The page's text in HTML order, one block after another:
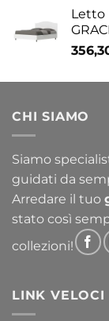
Letto
CHI SIAMO
Siamo
guidati da
Arredare il tuo
stato così
collezioni!
LINK VELOCI